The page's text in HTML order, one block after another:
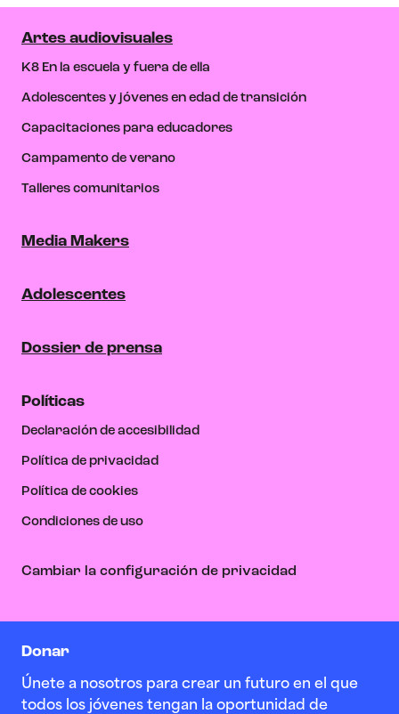
Donar
Únete a nosotros para crear un futuro en el que
todos los jóvenes tengan la oportunidad de
Artes audiovisuales
K8 En la escuela y fuera de ella
Adolescentes y jóvenes en edad de transición
Capacitaciones para educadores
Campamento de verano
Talleres comunitarios
Media Makers
Adolescentes
Dossier de prensa
Políticas
Declaración de accesibilidad
Política de privacidad
Política de cookies
Condiciones de uso
Cambiar la configuración de privacidad